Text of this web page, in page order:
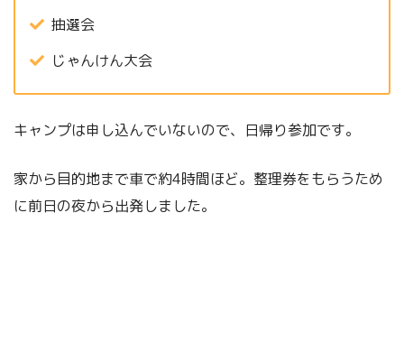
抽選会
じゃんけん大会
キャンプは申し込んでいないので、日帰り参加です。
家から目的地まで車で約4時間ほど。整理券をもらうため
に前日の夜から出発しました。